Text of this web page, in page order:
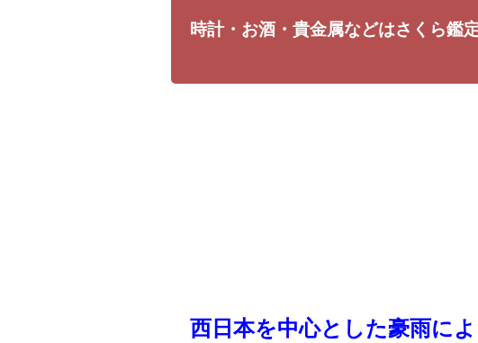
時計・お酒・貴金属などはさくら鑑
西日本を中心とした豪雨によ